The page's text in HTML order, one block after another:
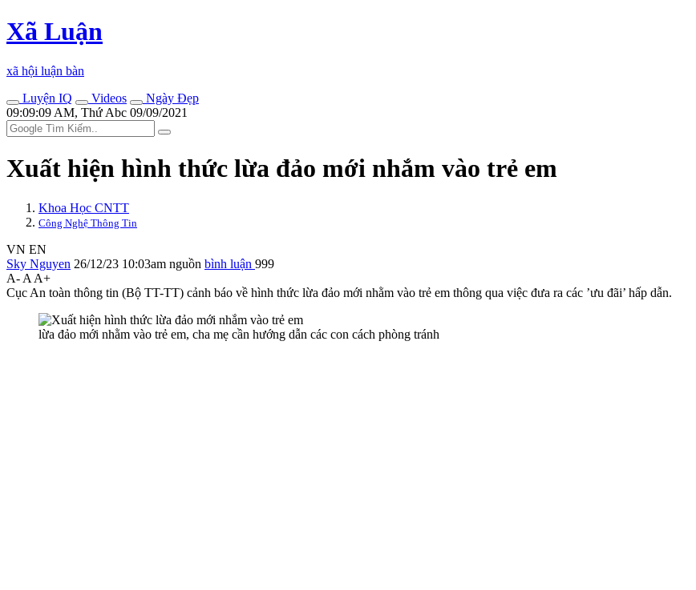
Xã Luận
xã hội luận bàn
Luyện IQ
Videos
Ngày Đẹp
09:09:09 AM, Thứ Abc 09/09/2021
Xuất hiện hình thức lừa đảo mới nhắm vào trẻ em
Khoa Học CNTT
Công Nghệ Thông Tin
VN EN
Sky Nguyen 26/12/23 10:03am nguồn bình luận 999
A- A A+
Cục An toàn thông tin (Bộ TT-TT) cảnh báo về hình thức lừa đảo mới nhằm vào trẻ em thông qua việc đưa ra các ’ưu đãi’ hấp dẫn.
lừa đảo mới nhằm vào trẻ em, cha mẹ cần hướng dẫn các con cách phòng tránh